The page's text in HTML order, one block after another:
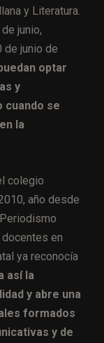
y Literatura.
junio,
de junio de
optar
y
cuando se
la
colegio
año desde
en
ya reconocía
así la
y abre una
formados
y de